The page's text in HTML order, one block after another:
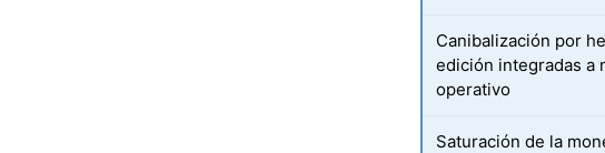
Canibalización por
edición integradas a
operativo
Saturación de la